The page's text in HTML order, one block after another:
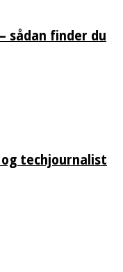
sådan finder du
techjournalist